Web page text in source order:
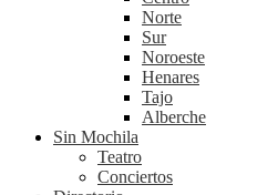
Norte
Sur
Noroeste
Henares
Tajo
Alberche
Sin Mochila
Teatro
Conciertos